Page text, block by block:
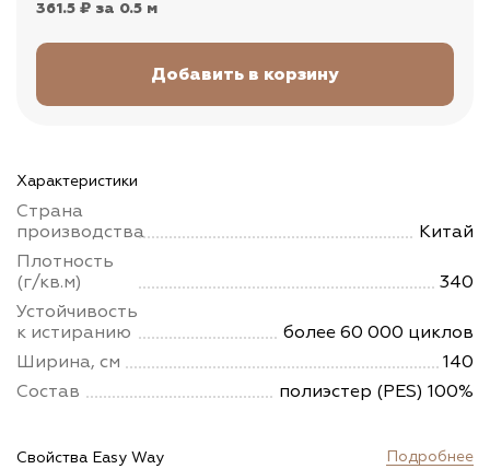
361.5 ₽ за 0.5 м
Характеристики
Страна
производства
Китай
Плотность
(г/кв.м)
340
Устойчивость
к истиранию
более 60 000 циклов
Ширина, см
140
Состав
полиэстер (PES) 100%
Свойства Easy Way Подробнее